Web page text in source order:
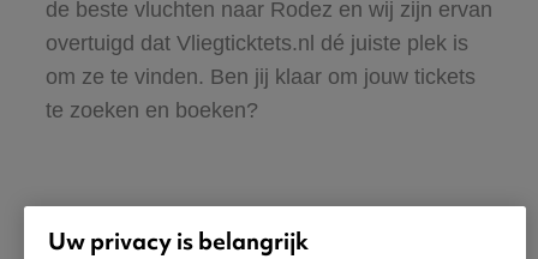
de beste vluchten naar Rodez en wij zijn ervan
overtuigd dat Vliegticktets.nl dé juiste plek is
om ze te vinden. Ben jij klaar om jouw tickets
te zoeken en boeken?
Uw privacy is belangrijk